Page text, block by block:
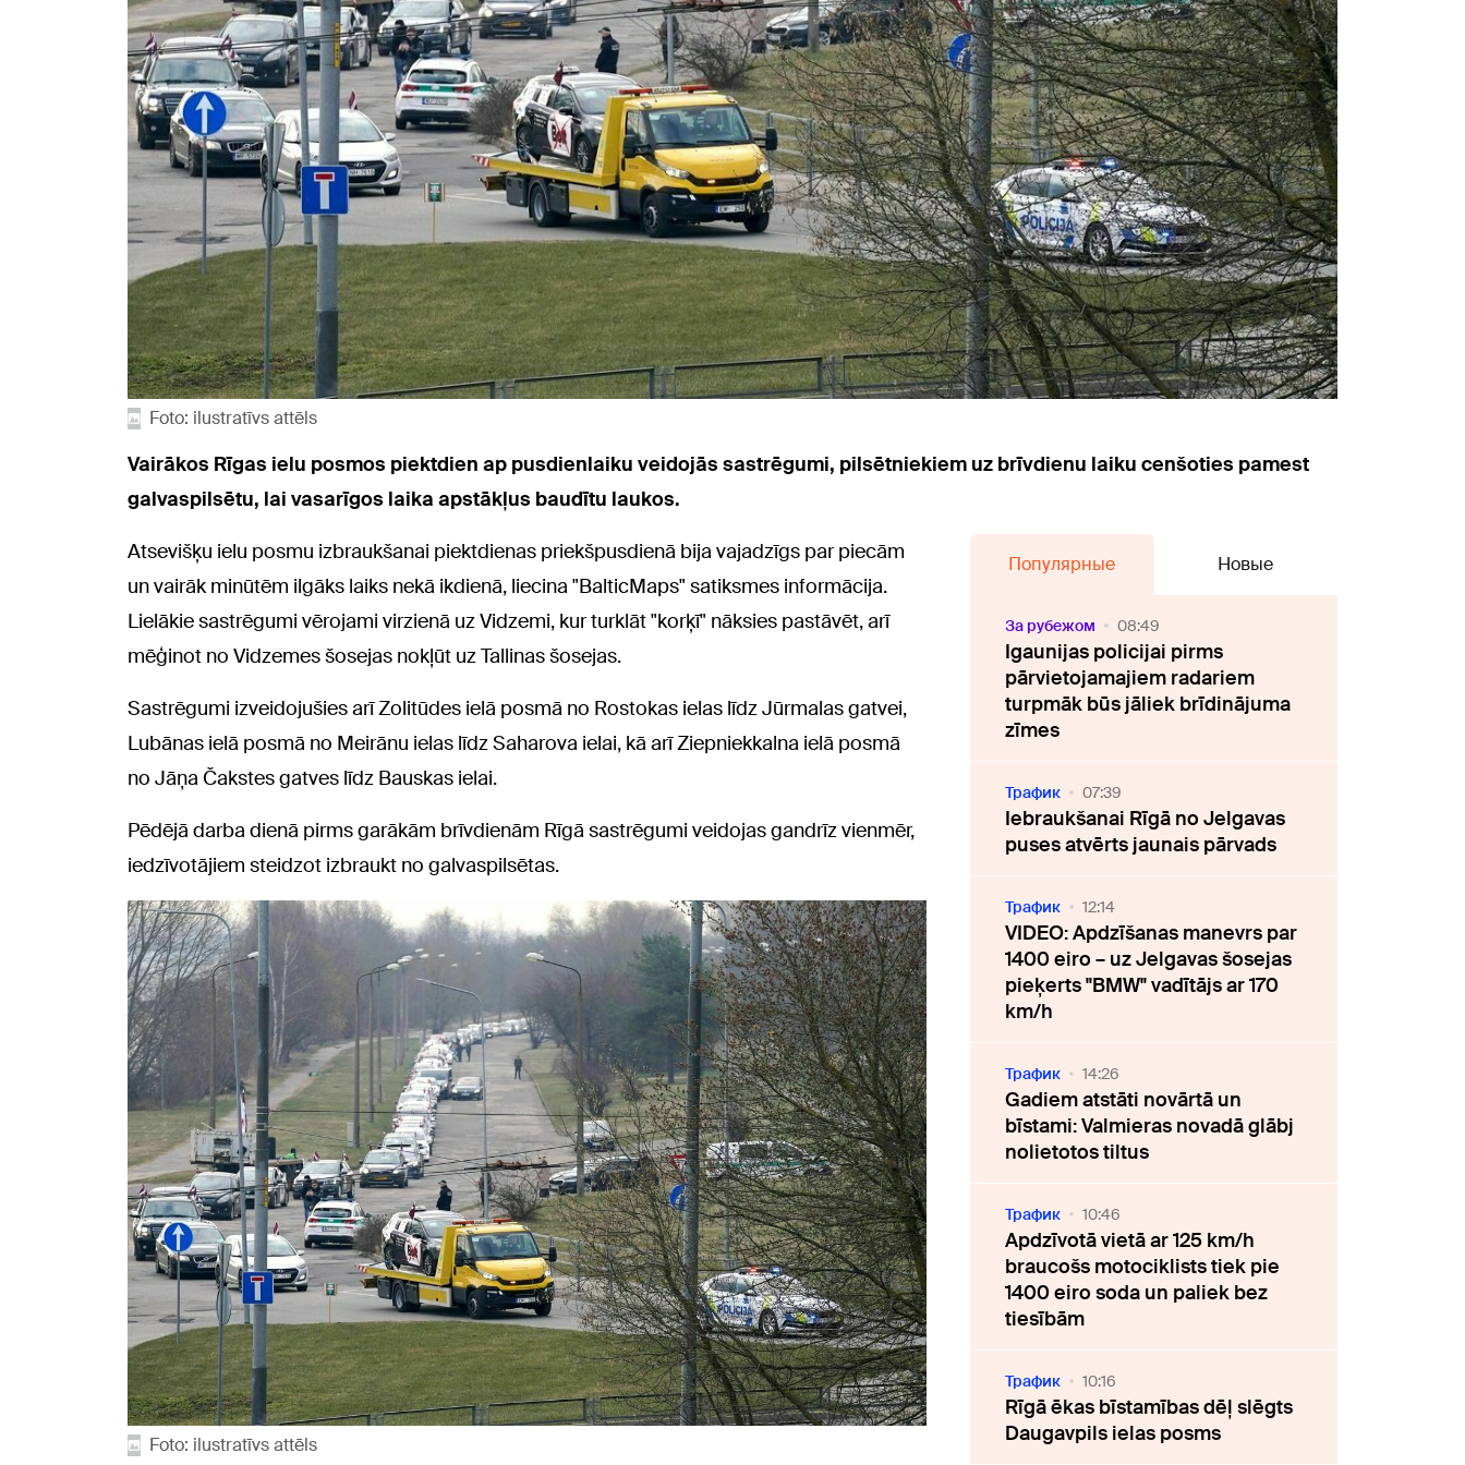
Foto: ilustratīvs attēls
Vairākos Rīgas ielu posmos piektdien ap pusdienlaiku veidojās sastrēgumi, pilsētniekiem uz brīvdienu laiku cenšoties pamest
galvaspilsētu, lai vasarīgos laika apstākļus baudītu laukos.
Atsevišķu ielu posmu izbraukšanai piektdienas priekšpusdienā bija vajadzīgs par piecām
un vairāk minūtēm ilgāks laiks nekā ikdienā, liecina "BalticMaps" satiksmes informācija.
Lielākie sastrēgumi vērojami virzienā uz Vidzemi, kur turklāt "korķī" nāksies pastāvēt, arī
mēģinot no Vidzemes šosejas nokļūt uz Tallinas šosejas.
Sastrēgumi izveidojušies arī Zolitūdes ielā posmā no Rostokas ielas līdz Jūrmalas gatvei,
Lubānas ielā posmā no Meirānu ielas līdz Saharova ielai, kā arī Ziepniekkalna ielā posmā
no Jāņa Čakstes gatves līdz Bauskas ielai.
Pēdējā darba dienā pirms garākām brīvdienām Rīgā sastrēgumi veidojas gandrīz vienmēr,
iedzīvotājiem steidzot izbraukt no galvaspilsētas.
Foto: ilustratīvs attēls
Популярные Новые
За рубежом 08:49
Igaunijas policijai pirms
pārvietojamajiem radariem
turpmāk būs jāliek brīdinājuma
zīmes
Трафик 07:39
Iebraukšanai Rīgā no Jelgavas
puses atvērts jaunais pārvads
Трафик 12:14
VIDEO: Apdzīšanas manevrs par
1400 eiro – uz Jelgavas šosejas
pieķerts "BMW" vadītājs ar 170
km/h
Трафик 14:26
Gadiem atstāti novārtā un
bīstami: Valmieras novadā glābj
nolietotos tiltus
Трафик 10:46
Apdzīvotā vietā ar 125 km/h
braucošs motociklists tiek pie
1400 eiro soda un paliek bez
tiesībām
Трафик 10:16
Rīgā ēkas bīstamības dēļ slēgts
Daugavpils ielas posms